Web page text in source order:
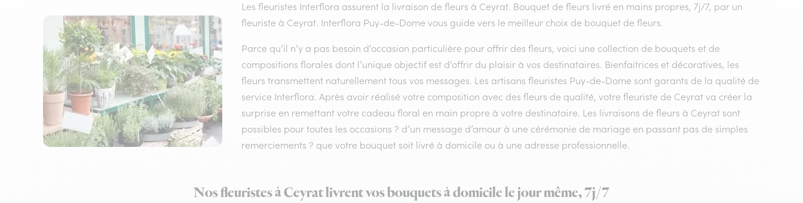
Les fleuristes Interflora assurent la livraison de fleurs à Ceyrat. Bouquet de fleurs livré en mains propres, 7j/7, par un
fleuriste à Ceyrat. Interflora Puy-de-Dome vous guide vers le meilleur choix de bouquet de fleurs.
Parce qu’il n’y a pas besoin d’occasion particulière pour offrir des fleurs, voici une collection de bouquets et de
compositions florales dont l’unique objectif est d’offrir du plaisir à vos destinataires. Bienfaitrices et décoratives, les
fleurs transmettent naturellement tous vos messages. Les artisans fleuristes Puy-de-Dome sont garants de la qualité de
service Interflora. Après avoir réalisé votre composition avec des fleurs de qualité, votre fleuriste de Ceyrat va créer la
surprise en remettant votre cadeau floral en main propre à votre destinataire. Les livraisons de fleurs à Ceyrat sont
possibles pour toutes les occasions ? d’un message d’amour à une cérémonie de mariage en passant pas de simples
remerciements ? que votre bouquet soit livré à domicile ou à une adresse professionnelle.
Nos fleuristes à Ceyrat livrent vos bouquets à domicile le jour même, 7j/7